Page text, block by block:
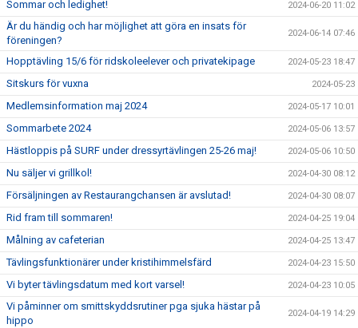
Sommar och ledighet! 2024-06-20 11:02
Är du händig och har möjlighet att göra en insats för
föreningen?
2024-06-14 07:46
Hopptävling 15/6 för ridskoleelever och privatekipage 2024-05-23 18:47
Sitskurs för vuxna 2024-05-23
Medlemsinformation maj 2024 2024-05-17 10:01
Sommarbete 2024 2024-05-06 13:57
Hästloppis på SURF under dressyrtävlingen 25-26 maj! 2024-05-06 10:50
Nu säljer vi grillkol! 2024-04-30 08:12
Försäljningen av Restaurangchansen är avslutad! 2024-04-30 08:07
Rid fram till sommaren! 2024-04-25 19:04
Målning av cafeterian 2024-04-25 13:47
Tävlingsfunktionärer under kristihimmelsfärd 2024-04-23 15:50
Vi byter tävlingsdatum med kort varsel! 2024-04-23 10:05
Vi påminner om smittskyddsrutiner pga sjuka hästar på
hippo
2024-04-19 14:29